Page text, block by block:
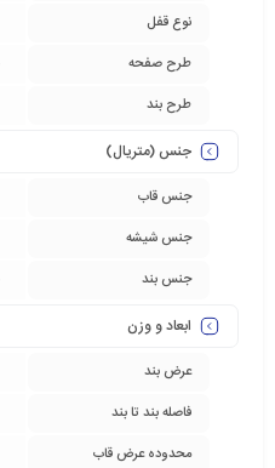
نوع قفل
طرح صفحه
طرح بند
جنس (متریال)
جنس قاب
جنس شیشه
جنس بند
ابعاد و وزن
عرض بند
فاصله بند تا بند
محدوده عرض قاب